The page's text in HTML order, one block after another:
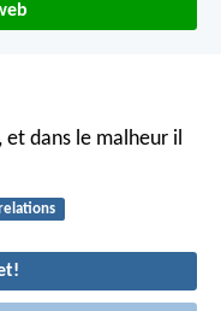
et dans le malheur il